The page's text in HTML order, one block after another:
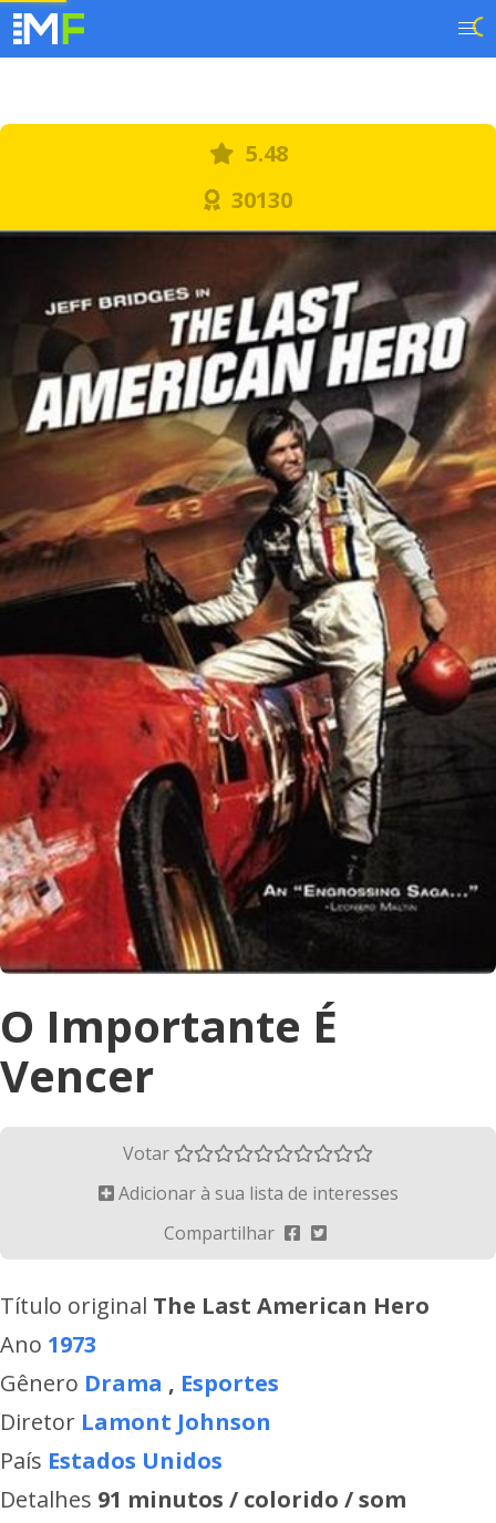
5.48
30130
O Importante É
Vencer
Votar
Adicionar à sua lista de interesses
Compartilhar
Título original The Last American Hero
Ano 1973
Gênero Drama , Esportes
Diretor Lamont Johnson
País Estados Unidos
Detalhes 91 minutos / colorido / som